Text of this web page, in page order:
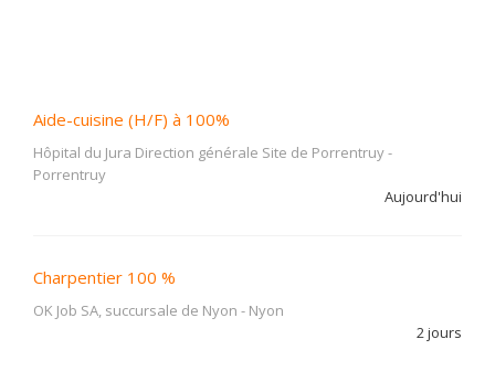
Aide-cuisine (H/F) à 100%
Hôpital du Jura Direction générale Site de Porrentruy-
Porrentruy
Aujourd'hui
Charpentier 100 %
OK Job SA, succursale de Nyon - Nyon
2 jours